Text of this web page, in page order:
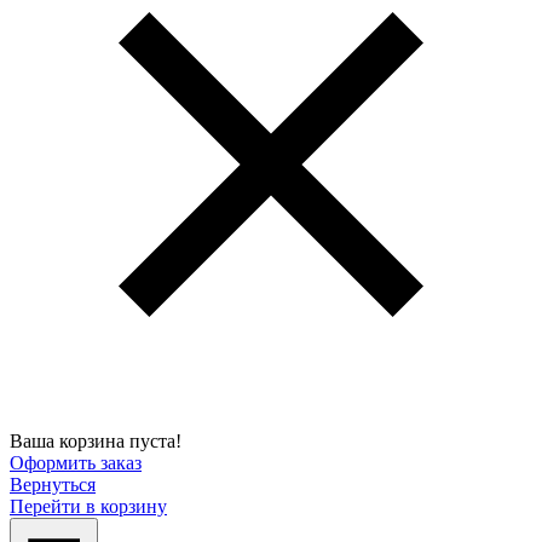
Ваша корзина пуста!
Оформить заказ
Вернуться
Перейти в корзину